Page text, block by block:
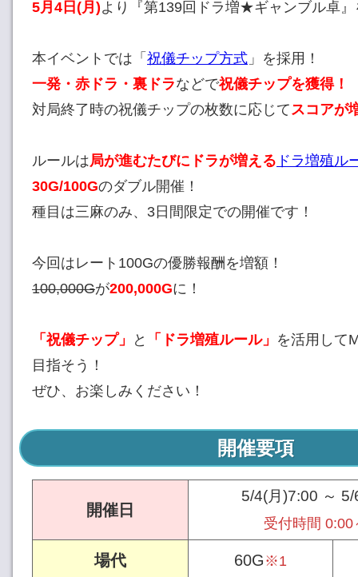
5月4日(月)より『第139回ドラ増★ギャンブル卓
本イベントでは「 祝儀チップ方式 」を採用！
一発・赤ドラ・裏ドラなどで祝儀チップを獲得！
対局終了時の祝儀チップの枚数に応じてスコアが
ルールは局が進むたびにドラが増える ドラ増殖ル
30G/100Gのダブル開催！
種目は三麻のみ、3日間限定での開催です！
今回はレート100Gの優勝報酬を増額！
100,000Gが200,000Gに！
「祝儀チップ」 と 「ドラ増殖ルール」 を活用して
目指そう！
ぜひ、お楽しみください！
開催要項
開催日
5/4(月)7:00 ～
受付時間 0:00
場代 60G ※1